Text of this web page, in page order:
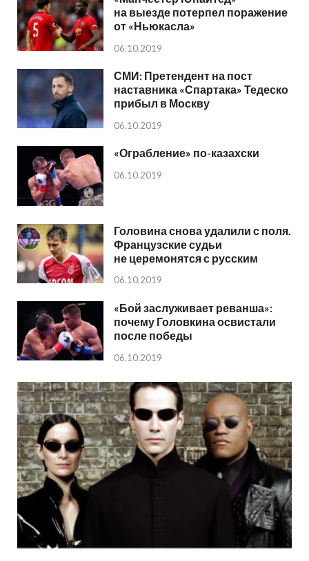
на выезде потерпел поражение
от «Ньюкасла»
06.10.2019
СМИ: Претендент на пост
наставника «Спартака» Тедеско
прибыл в Москву
06.10.2019
«Ограбление» по-казахски
06.10.2019
Головина снова удалили с поля.
Французские судьи
не церемонятся с русским
06.10.2019
«Бой заслуживает реванша»:
почему Головкина освистали
после победы
06.10.2019